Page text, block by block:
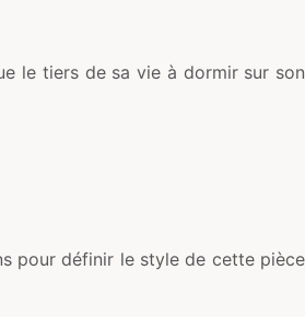
le tiers de sa vie à dormir sur son
pour définir le style de cette pièce